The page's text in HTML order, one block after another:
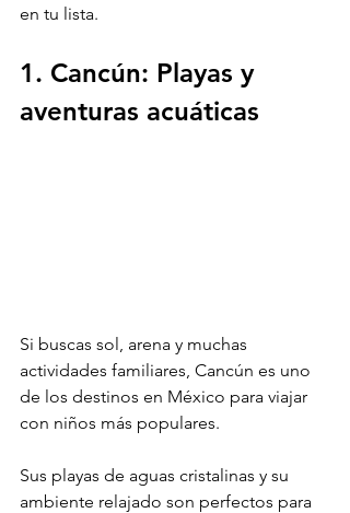
en tu lista.
1. Cancún: Playas y
aventuras acuáticas
Si buscas sol, arena y muchas
actividades familiares, Cancún es uno
de los destinos en México para viajar
con niños más populares.
Sus playas de aguas cristalinas y su
ambiente relajado son perfectos para